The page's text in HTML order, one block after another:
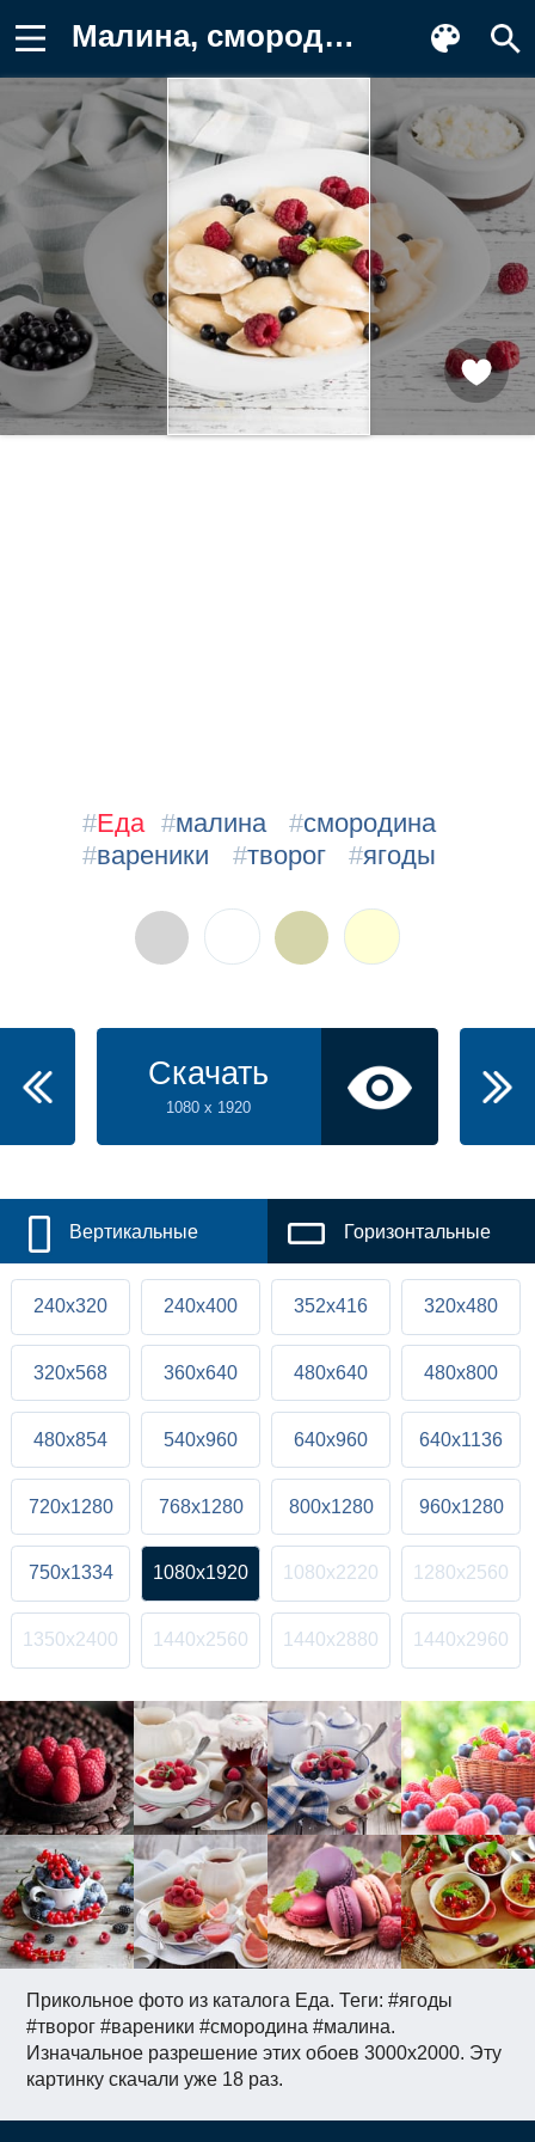
Малина, смородина, вареники, творог Фото
Прикольное фото из каталога Еда. Теги: #ягоды
#творог #вареники #смородина #малина.
Изначальное разрешение этих обоев 3000x2000. Эту
картинку скачали уже 18 раз.
#Еда #малина #смородина
#вареники #творог #ягоды
Скачать
1080 x 1920
Вертикальные Горизонтальные
240x320 240x400 352x416 320x480
320x568 360x640 480x640 480x800
480x854 540x960 640x960 640x1136
720x1280 768x1280 800x1280 960x1280
750x1334 1080x1920 1080x2220 1280x2560
1350x2400 1440x2560 1440x2880 1440x2960